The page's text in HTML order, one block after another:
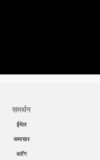
समर्थन
ईमेल
समाचार
ब्लॉग